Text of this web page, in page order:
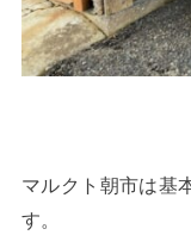
マルクト朝市は基
す。